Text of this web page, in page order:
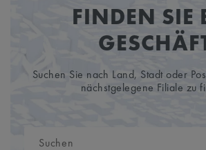
FINDEN SIE
Suchen Sie nach Land, Stadt oder
nächstgelegene Filiale zu